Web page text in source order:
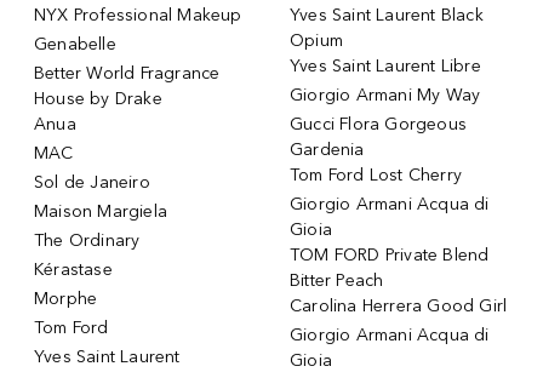
NYX Professional Makeup
Genabelle
Better World Fragrance
House by Drake
Anua
MAC
Sol de Janeiro
Maison Margiela
The Ordinary
Kérastase
Morphe
Tom Ford
Yves Saint Laurent
Yves Saint Laurent Black
Opium
Yves Saint Laurent Libre
Giorgio Armani My Way
Gucci Flora Gorgeous
Gardenia
Tom Ford Lost Cherry
Giorgio Armani Acqua di
Gioia
TOM FORD Private Blend
Bitter Peach
Carolina Herrera Good Girl
Giorgio Armani Acqua di
Gioia